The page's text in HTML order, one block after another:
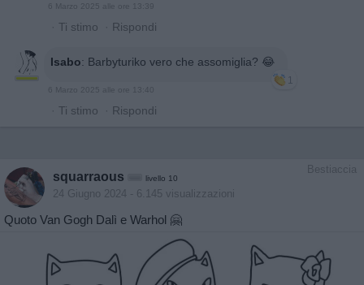
6 Marzo 2025 alle ore 13:39
· Ti stimo · Rispondi
Isabo: Barbyturiko vero che assomiglia? 😂
1
6 Marzo 2025 alle ore 13:40
· Ti stimo · Rispondi
Bestiaccia
squarraous livello 10
24 Giugno 2024 - 6.145 visualizzazioni
Quoto Van Gogh Dalì e Warhol 🤗